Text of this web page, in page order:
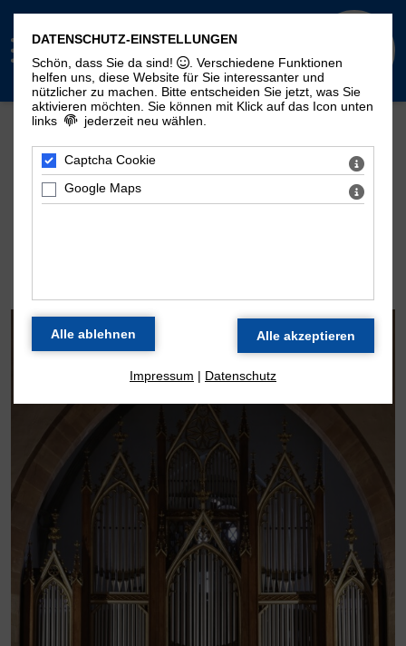
Mehr Seiten zum Thema "Moritzorgel":
Geschichte
Zeitstrahl
Disposition
Kontakt
DATENSCHUTZ-EINSTELLUNGEN
Schön, dass Sie da sind!
. Verschiedene Funktionen
helfen uns, diese Website für Sie interessanter und
nützlicher zu machen.
Bitte entscheiden Sie jetzt, was Sie
aktivieren möchten. Sie können mit Klick auf das Icon unten
links
jederzeit neu wählen.
Captcha Cookie
Google Maps
Impressum | Datenschutz